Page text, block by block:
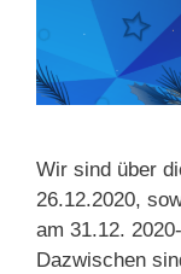
Wir sind über
26.12.2020,
am 31.12.
Dazwischen